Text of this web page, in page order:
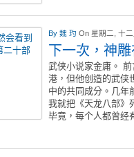
By 魏 玓 On 星期二, 十
下一次，神
武侠小说家金庸。
港，但他创造的武侠
中的共同成分。几年
我就把《天龙八部》
毕竟，每个人都曾经